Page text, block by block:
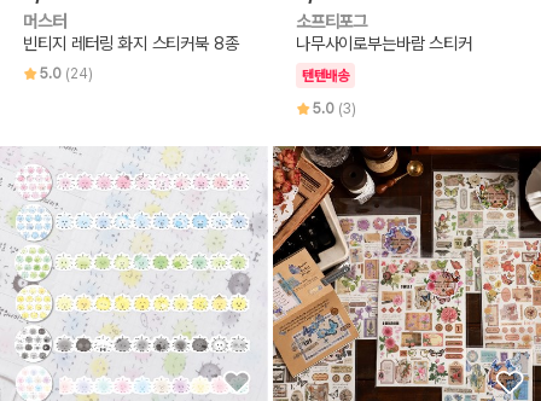
머스터
빈티지 레터링 화지 스티커북 8종
5.0 (24)
소프티포그
나무사이로부는바람 스티커
텐텐배송
5.0 (3)